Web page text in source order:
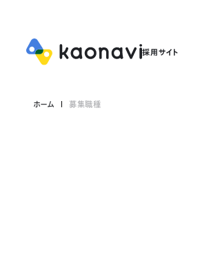
ホーム 募集職種